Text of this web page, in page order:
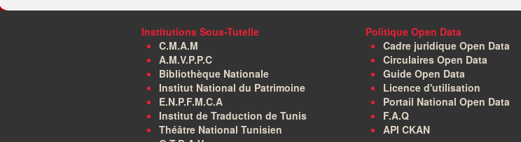
Institutions Sous-Tutelle
C.M.A.M
A.M.V.P.P.C
Bibliothèque Nationale
Institut National du Patrimoine
E.N.P.F.M.C.A
Institut de Traduction de Tunis
Théâtre National Tunisien
Politique Open Data
Cadre juridique Open Data
Circulaires Open Data
Guide Open Data
Licence d'utilisation
Portail National Open Data
F.A.Q
API CKAN